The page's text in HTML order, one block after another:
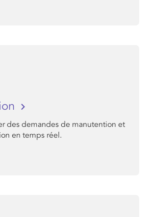
des demandes de manutention et
en temps réel.